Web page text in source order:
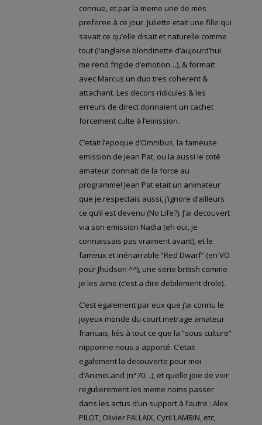
connue, et par la meme une de mes
preferee à ce jour. Juliette etait une fille qui
savait ce qu’elle disait et naturelle comme
tout (l’anglaise blondinette d’aujourd’hui
me rend frigide d’emotion…), & formait
avec Marcus un duo tres coherent &
attachant. Les decors ridicules & les
erreurs de direct donnaient un cachet
forcement culte à l’emission.
C’etait l’epoque d’Omnibus, la fameuse
emission de Jean Pat, ou la aussi le coté
amateur donnait de la force au
programme! Jean Pat etait un animateur
que je respectais aussi, j’ignore d’ailleurs
ce qu’il est devenu (No Life?). J’ai decouvert
via son emission Nadia (eh oui, je
connaissais pas vraiment avant), et le
fameux et inénarrable “Red Dwarf” (en VO
pour Jhudson ^^), une serie british comme
je les aime (c’est a dire debilement drole).
C’est egalement par eux que j’ai connu le
joyeux monde du court metrage amateur
francais, liés à tout ce que la “sous culture”
nipponne nous a apporté. C’etait
egalement la decouverte pour moi
d’AnimeLand (n°70…), et quelle joie de voir
regulierement les meme noms passer
dans les actus d’un support à l’autre : Alex
PILOT, Olivier FALLAIX, Cyril LAMBIN, etc,